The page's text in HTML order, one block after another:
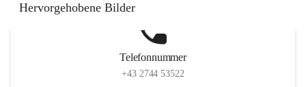
Hervorgehobene Bilder
Telefonnummer
+43 2744 53522